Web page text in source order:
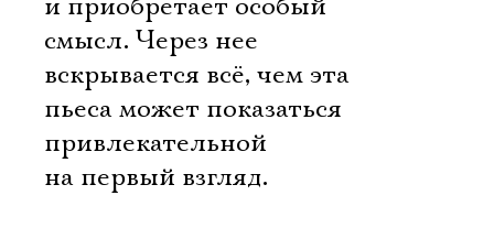
и приобретает особый
смысл. Через нее
вскрывается всё, чем эта
пьеса может показаться
привлекательной
на первый взгляд.